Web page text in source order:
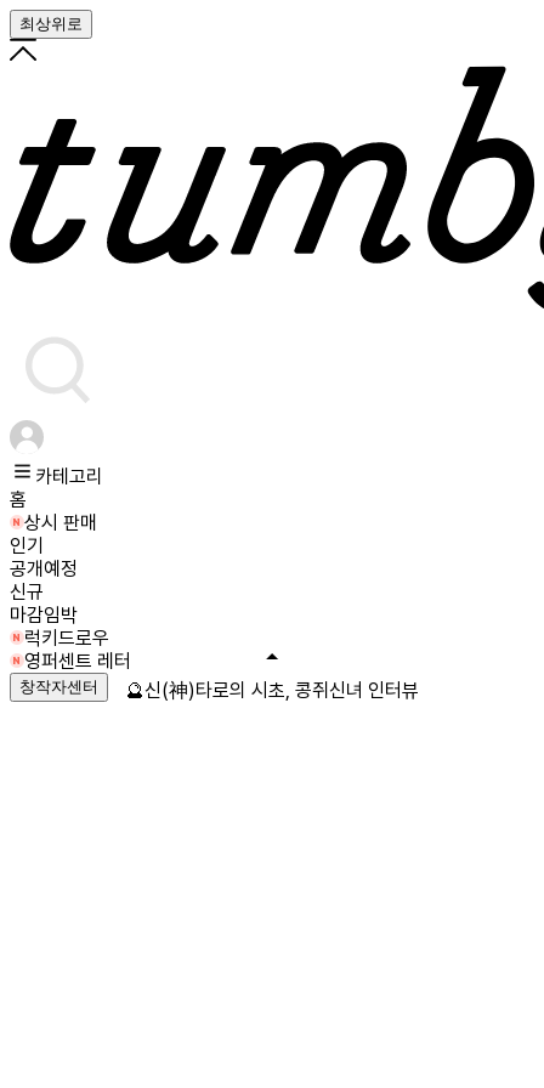
최상위로
카테고리
홈
상시 판매
인기
공개예정
신규
마감임박
럭키드로우
영퍼센트 레터
창작자센터 🔮신(神)타로의 시초, 콩쥐신녀 인터뷰